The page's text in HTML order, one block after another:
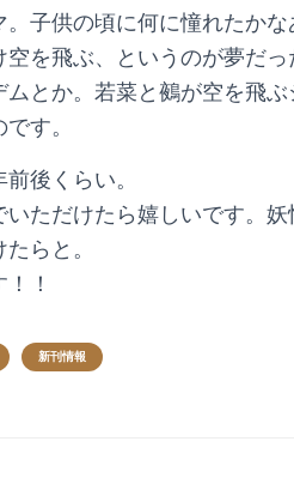
。子供の頃に何に憧れたか
を飛ぶ、というのが夢だ
とか。若菜と鵺が空を飛
す。
後くらい。
ただけたら嬉しいです。
らと。
！
新刊情報